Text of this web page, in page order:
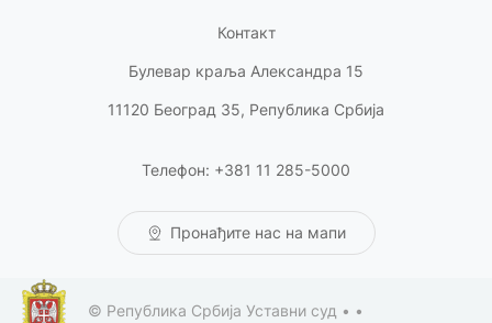
Контакт
Булевар краља Александра 15
11120 Београд 35, Република Србија
Телефон: +381 11 285-5000
Пронађите нас на мапи
© Република Србија Уставни суд • •